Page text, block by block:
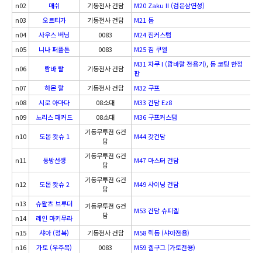
n02
매쉬 기동전사 건담
M20 Zaku II (검은삼연성)
n03
오르티가 기동전사 건담
M21 돔
n04
사우스 버닝 0083
M24 짐커스텀
n05
니나 퍼플톤 0083 M25 짐 쿠엘
n06 람바 랄 기동전사 건담 M31 자쿠 I (람바랄 전용기), 돔 코팅 한정
판
n07
하몬 랄 기동전사 건담
M32 구프
n08
시로 아마다 08소대
M33 건담 Ez8
n09
노리스 패커드 08소대 M36 구프커스텀
n10 도몬 캇슈 1
기동무투전 G건
담
M44 갓건담
n11 동방선생
기동무투전 G건
담
M47 마스터 건담
n12 도몬 캇슈 2
기동무투전 G건
담
M49 샤이닝 건담
n13 슈왈츠 브루더
기동무투전 G건
담
M53 건담 슈피겔
n14
레인 마키무라
n15
샤아 (정복) 기동전사 건담
M58 릭돔 (샤아전용)
n16
가토 (우주복) 0083
M59 겔구그 (가토전용)